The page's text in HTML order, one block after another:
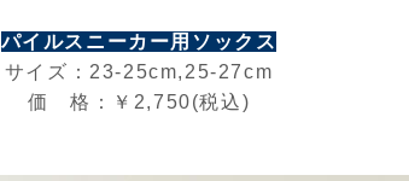
パイルスニーカー用ソックス
サイズ：23-25cm,25-27cm
価 格：￥2,750(税込)